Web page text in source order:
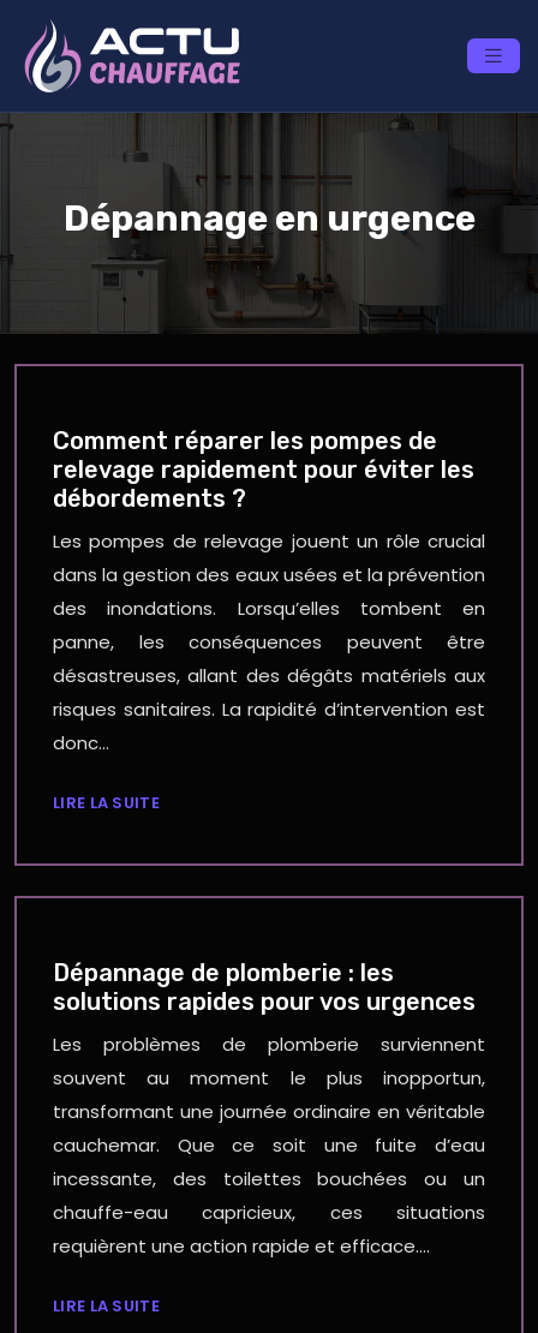
Dépannage en urgence
Comment réparer les pompes de
relevage rapidement pour éviter les
débordements ?
Les pompes de relevage jouent un rôle crucial
dans la gestion des eaux usées et la prévention
des inondations. Lorsqu’elles tombent en
panne, les conséquences peuvent être
désastreuses, allant des dégâts matériels aux
risques sanitaires. La rapidité d’intervention est
donc…
LIRE LA SUITE
Dépannage de plomberie : les
solutions rapides pour vos urgences
Les problèmes de plomberie surviennent
souvent au moment le plus inopportun,
transformant une journée ordinaire en véritable
cauchemar. Que ce soit une fuite d’eau
incessante, des toilettes bouchées ou un
chauffe-eau capricieux, ces situations
requièrent une action rapide et efficace….
LIRE LA SUITE